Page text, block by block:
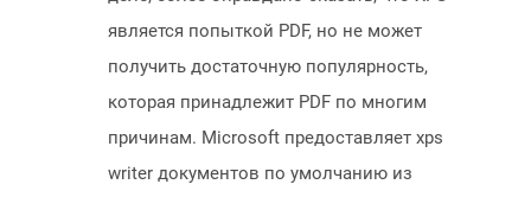
является попыткой PDF, но не может
получить достаточную популярность,
которая принадлежит PDF по многим
причинам. Microsoft предоставляет xps
writer документов по умолчанию из